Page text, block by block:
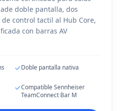
doble pantalla, dos
de control tactil al Hub Core,
con barras AV
Doble pantalla nativa
Compatible Sennheiser
TeamConnect Bar M